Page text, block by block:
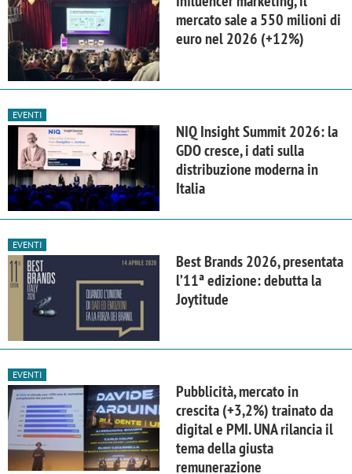
mercato sale a 550 milioni di
euro nel 2026 (+12%)
EVENTI
NIQ Insight Summit 2026: la
GDO cresce, i dati sulla
distribuzione moderna in
Italia
EVENTI
Best Brands 2026, presentata
l’11ª edizione: debutta la
Joytitude
EVENTI
Pubblicità, mercato in
crescita (+3,2%) trainato da
digital e PMI. UNA rilancia il
tema della giusta
remunerazione